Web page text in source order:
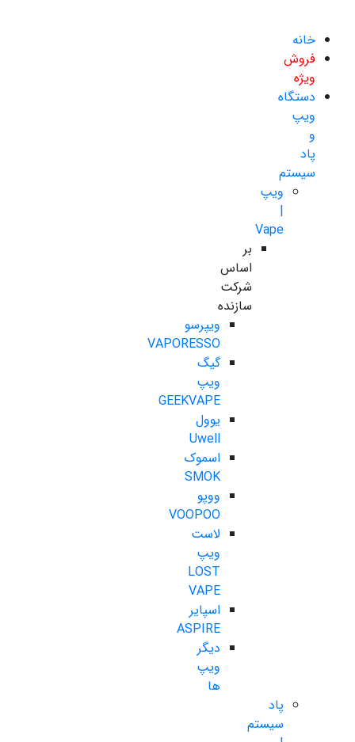
خانه
فروش
ویژه
دستگاه
ویپ
و
پاد
سیستم
ویپ
|
Vape
بر
اساس
شرکت
سازنده
ویپرسو
VAPORESSO
گیگ
ویپ
GEEKVAPE
یوول
Uwell
اسموک
SMOK
ووپو
VOOPOO
لاست
ویپ
LOST
VAPE
اسپایر
ASPIRE
دیگر
ویپ
ها
پاد
سیستم